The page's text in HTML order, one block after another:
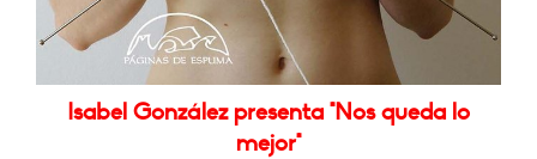
Isabel González presenta "Nos queda lo
mejor"